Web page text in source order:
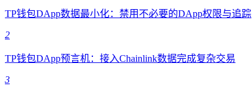
TP钱包DApp数据最小化：禁用不必要的DApp权限与追踪
2
TP钱包DApp预言机：接入Chainlink数据完成复杂交易
3